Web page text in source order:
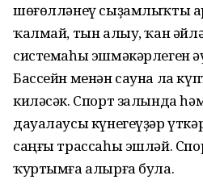
шөғөлләнеү сыҙамлыҡты
ҡалмай, тын алыу, ҡан
системаһы эшмәкәрлеген
Бассейн менән сауна ла
киләсәк. Спорт залында
дауалаусы күнегеүҙәр
саңғы трассаһы эшләй.
ҡуртымға алырға була.